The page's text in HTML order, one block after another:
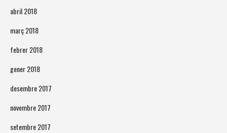
abril 2018
març 2018
febrer 2018
gener 2018
desembre 2017
novembre 2017
setembre 2017